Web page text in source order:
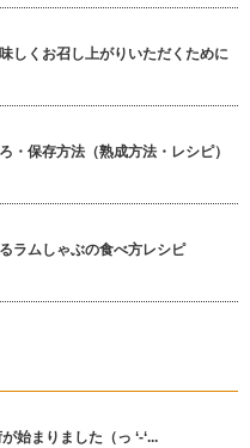
しくお召し上がりいただくために
・保存方法（熟成方法・レシピ）
ラムしゃぶの食べ方レシピ
始まりました（っ ‘-‘...